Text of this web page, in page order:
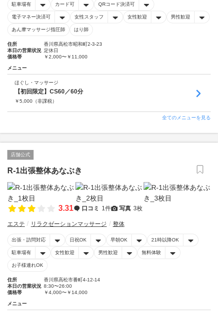
駐車場有 カード可 QRコード決済可
電子マネー決済可 女性スタッフ 女性歓迎 男性歓迎
あん摩マッサージ指圧師 はり師
住所
香川県高松市昭和町2-3-23
本日の営業状況 定休日
価格帯
￥2,000〜￥11,000
メニュー
ほぐし・マッサージ
【初回限定】CS60／60分
￥5,000 （非課税）
全てのメニューを見る
店舗公式
R-1出張整体あなぶき
3.31 口コミ 1件 写真 3枚
エステ リラクゼーションマッサージ 整体
出張・訪問対応 日祝OK 早朝OK 21時以降OK
駐車場有 女性歓迎 男性歓迎 無料体験
お子様連れOK
住所
香川県高松市番町4-12-14
本日の営業状況 8:30〜26:00
価格帯
￥4,000〜￥14,000
メニュー